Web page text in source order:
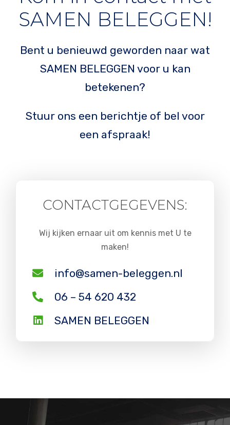
SAMEN BELEGGEN!
Bent u benieuwd geworden naar wat
SAMEN BELEGGEN voor u kan
betekenen?
Stuur ons een berichtje of bel voor
een afspraak!
CONTACTGEGEVENS:
Wij kijken ernaar uit om kennis met U te
maken!
info@samen-beleggen.nl
06 – 54 620 432
SAMEN BELEGGEN